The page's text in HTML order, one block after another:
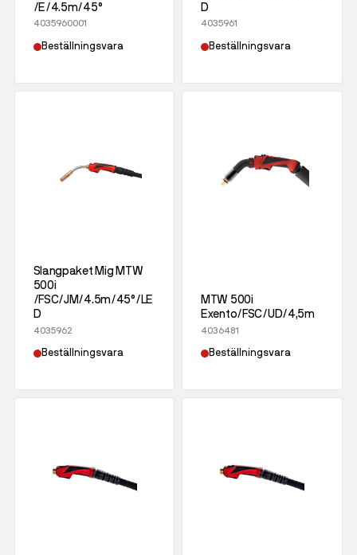
/E/4.5m/45°
4035960001
Beställningsvara
D
4035961
Beställningsvara
Slangpaket Mig MTW
500i
/FSC/JM/4.5m/45°/LE
D
4035962
Beställningsvara
MTW 500i
Exento/FSC/UD/4,5m
4036481
Beställningsvara